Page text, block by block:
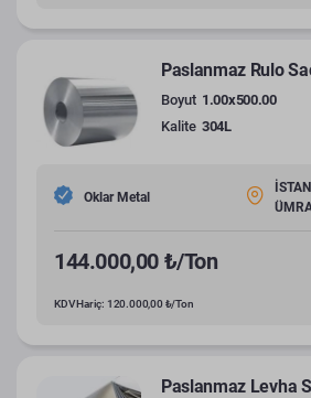
Paslanmaz Rulo
Boyut 1.00x500.00
Kalite 304L
Oklar Metal
144.000,00 ₺/Ton
KDV Hariç: 120.000,00 ₺/Ton
Paslanmaz Levha